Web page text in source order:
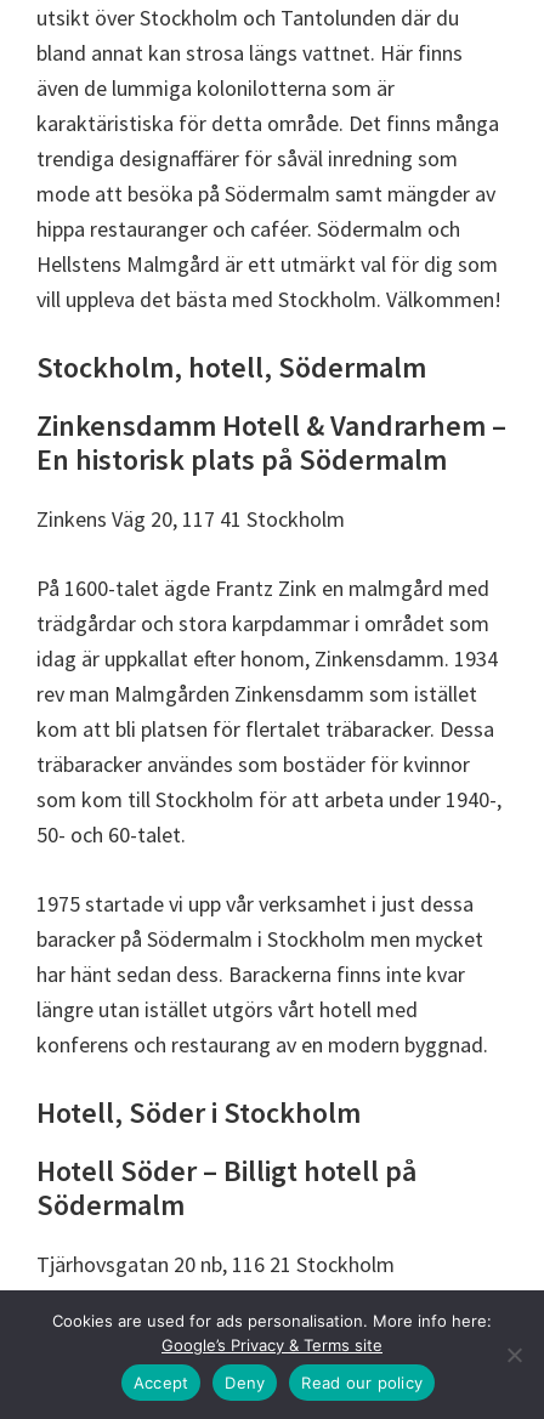
utsikt över Stockholm och Tantolunden där du
bland annat kan strosa längs vattnet. Här finns
även de lummiga kolonilotterna som är
karaktäristiska för detta område. Det finns många
trendiga designaffärer för såväl inredning som
mode att besöka på Södermalm samt mängder av
hippa restauranger och caféer. Södermalm och
Hellstens Malmgård är ett utmärkt val för dig som
vill uppleva det bästa med Stockholm. Välkommen!
Stockholm, hotell, Södermalm
Zinkensdamm Hotell & Vandrarhem –
En historisk plats på Södermalm
Zinkens Väg 20, 117 41 Stockholm
På 1600-talet ägde Frantz Zink en malmgård med
trädgårdar och stora karpdammar i området som
idag är uppkallat efter honom, Zinkensdamm. 1934
rev man Malmgården Zinkensdamm som istället
kom att bli platsen för flertalet träbaracker. Dessa
träbaracker användes som bostäder för kvinnor
som kom till Stockholm för att arbeta under 1940-,
50- och 60-talet.
1975 startade vi upp vår verksamhet i just dessa
baracker på Södermalm i Stockholm men mycket
har hänt sedan dess. Barackerna finns inte kvar
längre utan istället utgörs vårt hotell med
konferens och restaurang av en modern byggnad.
Hotell, Söder i Stockholm
Hotell Söder – Billigt hotell på
Södermalm
Tjärhovsgatan 20 nb, 116 21 Stockholm
Hotell Söder är ett litet och billigt hotell vid
Medborgarplatsen mitt på Södermalm i Stockholm.
Härifrån har du nära till Södermalms levande
Cookies are used for ads personalisation. More info here:
Google’s Privacy & Terms site
Accept
Deny Read our policy